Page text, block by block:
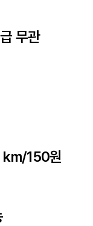
무관
km/150원